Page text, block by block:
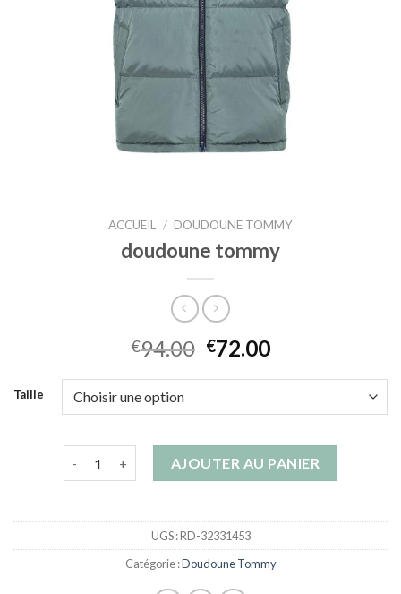
ACCUEIL / DOUDOUNE TOMMY
doudoune tommy
€94.00 €72.00
Taille
AJOUTER AU PANIER
UGS :RD-32331453
Catégorie :Doudoune Tommy